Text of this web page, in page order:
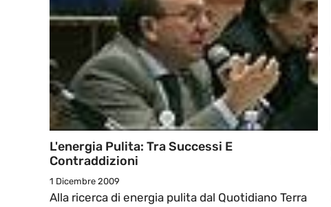
L'energia Pulita: Tra Successi E
Contraddizioni
1 Dicembre 2009
Alla ricerca di energia pulita dal Quotidiano Terra